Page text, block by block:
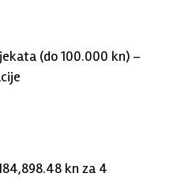
(do 100.000 kn) –
kn za 4